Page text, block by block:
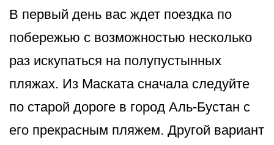
В первый день вас ждет поездка по
побережью с возможностью несколько
раз искупаться на полупустынных
пляжах. Из Маската сначала следуйте
по старой дороге в город Аль-Бустан с
его прекрасным пляжем. Другой вариант